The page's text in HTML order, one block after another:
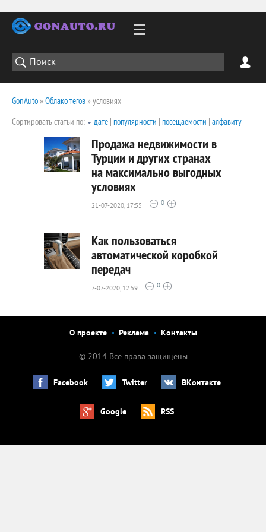
GonAuto» Облако тегов» условиях
Сортировать статьи по:
дате | популярности | посещаемости | алфавиту
Продажа недвижимости в
Турции и других странах
на максимально выгодных
условиях
21-07-2020, 17:55 0
Как пользоваться
автоматической коробкой
передач
7-07-2020, 12:59 0
О проекте Реклама Контакты
© 2014 Все права защищены
Facebook Twitter ВКонтакте
Google RSS